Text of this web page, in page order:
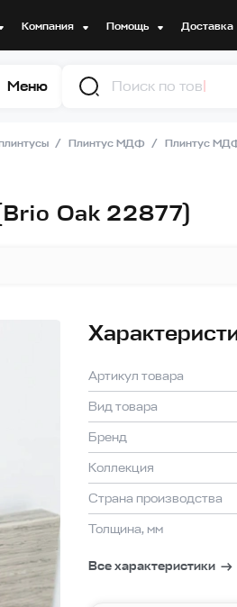
Компания Помощь Доставка
Меню Поиск по товарам
Плинтус МДФ Плинтус
Oak 22877)
Артикул товара
Вид товара
Бренд
Коллекция
Страна производства
Толщина, мм
Все характеристики